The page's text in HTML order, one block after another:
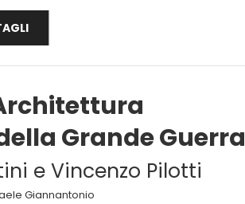
Grande Guerra
e Vincenzo Pilotti
Giannantonio